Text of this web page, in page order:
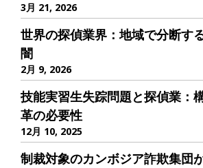
3月 21, 2026
世界の探偵業界：地域で分断す
闇
2月 9, 2026
技能実習生失踪問題と探偵業：
革の必要性
12月 10, 2025
制裁対象のカンボジア詐欺集団